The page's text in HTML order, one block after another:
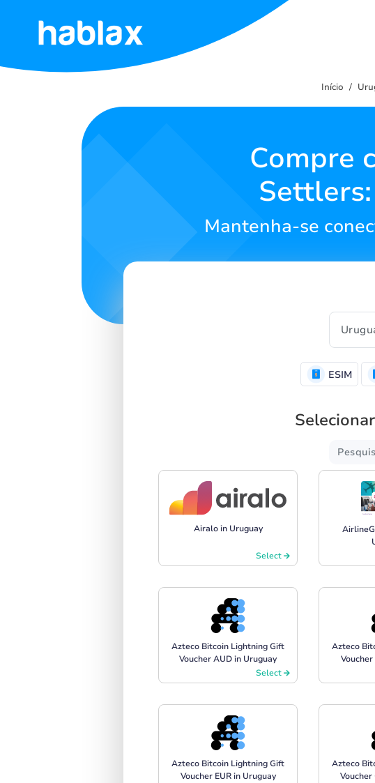
Início
SIGN UP
Início
Compre
Mantenha-se
ESIM
Airalo in Uruguay
Select
Azteco Bitcoin Lightning Gift
Voucher AUD in Uruguay
Select
Azteco
Azteco Bitcoin Lightning Gift
Voucher EUR in Uruguay
Azteco
Voucher